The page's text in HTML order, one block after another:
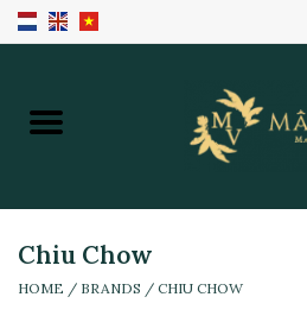
Home
Hàng Mới
Chiu Chow
HOME / BRANDS / CHIU CHOW